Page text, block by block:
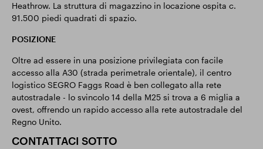
Heathrow. La struttura di magazzino in locazione ospita c.
91.500 piedi quadrati di spazio.
POSIZIONE
Oltre ad essere in una posizione privilegiata con facile
accesso alla A30 (strada perimetrale orientale), il centro
logistico SEGRO Faggs Road è ben collegato alla rete
autostradale - lo svincolo 14 della M25 si trova a 6 miglia a
ovest, offrendo un rapido accesso alla rete autostradale del
Regno Unito.
CONTATTACI SOTTO